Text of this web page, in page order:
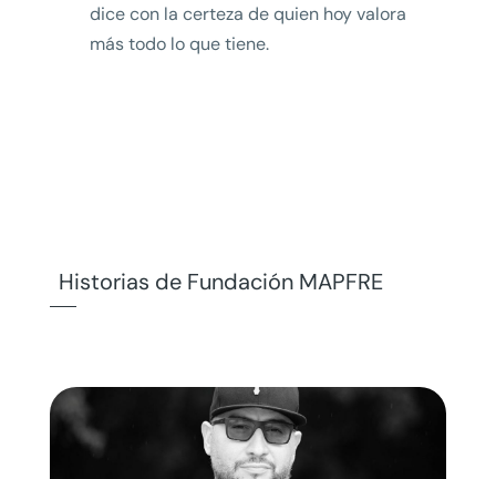
dice con la certeza de quien hoy valora
más todo lo que tiene.
Historias de Fundación MAPFRE